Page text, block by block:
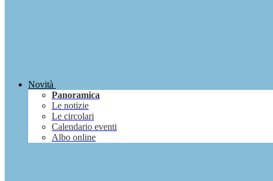
Novità
Panoramica
Le notizie
Le circolari
Calendario eventi
Albo online